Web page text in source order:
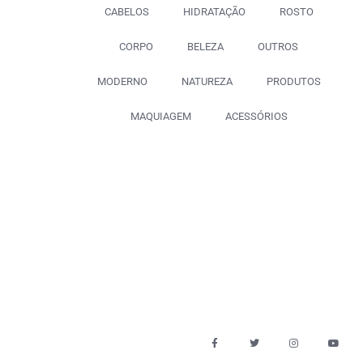
CABELOS HIDRATAÇÃO ROSTO
CORPO BELEZA OUTROS
MODERNO NATUREZA PRODUTOS
MAQUIAGEM ACESSÓRIOS